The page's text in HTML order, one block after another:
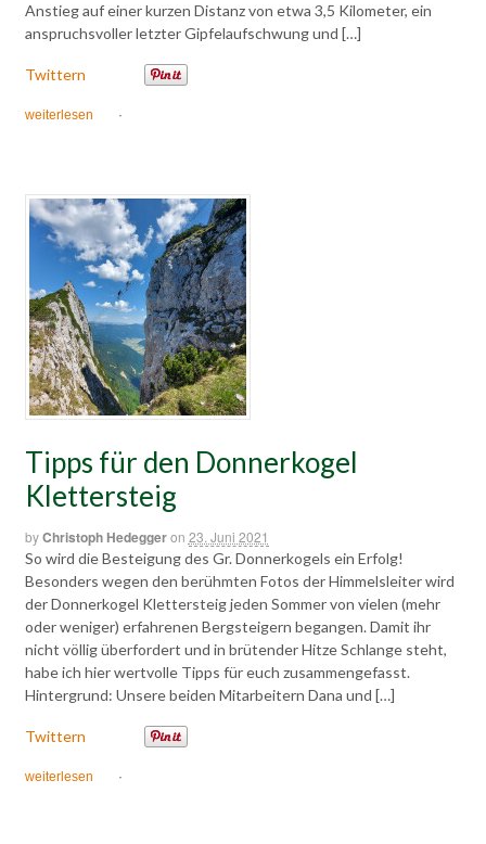
Anstieg auf einer kurzen Distanz von etwa 3,5 Kilometer, ein
anspruchsvoller letzter Gipfelaufschwung und […]
Twittern
weiterlesen ·
Tipps für den Donnerkogel
Klettersteig
byChristoph Hedeggeron 23. Juni 2021
So wird die Besteigung des Gr. Donnerkogels ein Erfolg!
Besonders wegen den berühmten Fotos der Himmelsleiter wird
der Donnerkogel Klettersteig jeden Sommer von vielen (mehr
oder weniger) erfahrenen Bergsteigern begangen. Damit ihr
nicht völlig überfordert und in brütender Hitze Schlange steht,
habe ich hier wertvolle Tipps für euch zusammengefasst.
Hintergrund: Unsere beiden Mitarbeitern Dana und […]
Twittern
weiterlesen ·